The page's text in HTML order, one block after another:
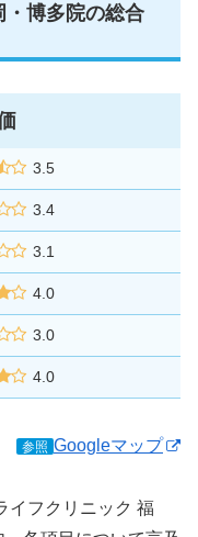
・博多院の総合
3.5
3.4
3.1
4.0
3.0
4.0
参照 Googleマップ
イフクリニック 福